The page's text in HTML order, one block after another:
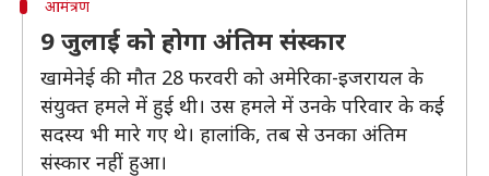
आमंत्रण
9 जुलाई को होगा अंतिम संस्कार
खामेनेई की मौत 28 फरवरी को अमेरिका-इजरायल के
संयुक्त हमले में हुई थी। उस हमले में उनके परिवार के कई
सदस्य भी मारे गए थे। हालांकि, तब से उनका अंतिम
संस्कार नहीं हुआ।